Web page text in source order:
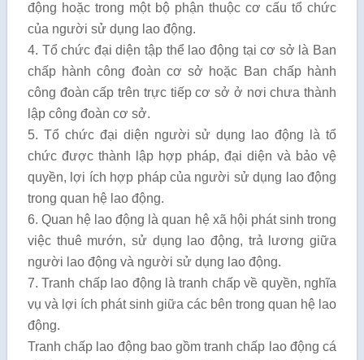
động hoặc trong một bộ phận thuộc cơ cấu tổ chức
của người sử dụng lao động.
4. Tổ chức đại diện tập thể lao động tại cơ sở là Ban
chấp hành công đoàn cơ sở hoặc Ban chấp hành
công đoàn cấp trên trực tiếp cơ sở ở nơi chưa thành
lập công đoàn cơ sở.
5. Tổ chức đại diện người sử dụng lao động là tổ
chức được thành lập hợp pháp, đại diện và bảo vệ
quyền, lợi ích hợp pháp của người sử dụng lao động
trong quan hệ lao động.
6. Quan hệ lao động là quan hệ xã hội phát sinh trong
việc thuê mướn, sử dụng lao động, trả lương giữa
người lao động và người sử dụng lao động.
7. Tranh chấp lao động là tranh chấp về quyền, nghĩa
vụ và lợi ích phát sinh giữa các bên trong quan hệ lao
động.
Tranh chấp lao động bao gồm tranh chấp lao động cá